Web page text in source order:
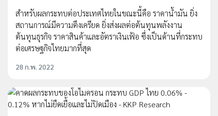
สำหรับผลกระทบต่อประเทศไทยในขณะนี้คือ ราคาน้ำมัน ยิ่ง
สถานการณ์มีความตึงเครียด ยิ่งส่งผลต่อต้นทุนพลังงาน
ต้นทุนธุรกิจ ราคาสินค้าและอัตราเงินเฟ้อ ซึ่งเป็นด้านที่กระทบ
ต่อเศรษฐกิจไทยมากที่สุด
28 ก.พ. 2022